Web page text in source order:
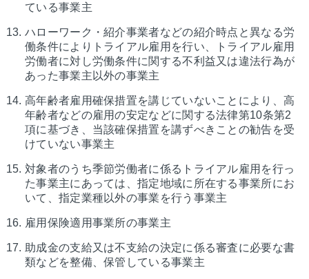
ている事業主
ハローワーク・紹介事業者などの紹介時点と異なる労
働条件によりトライアル雇用を行い、トライアル雇用
労働者に対し労働条件に関する不利益又は違法行為が
あった事業主以外の事業主
高年齢者雇用確保措置を講じていないことにより、高
年齢者などの雇用の安定などに関する法律第10条第2
項に基づき、当該確保措置を講ずべきことの勧告を受
けていない事業主
対象者のうち季節労働者に係るトライアル雇用を行っ
た事業主にあっては、指定地域に所在する事業所にお
いて、指定業種以外の事業を行う事業主
雇用保険適用事業所の事業主
助成金の支給又は不支給の決定に係る審査に必要な書
類などを整備、保管している事業主